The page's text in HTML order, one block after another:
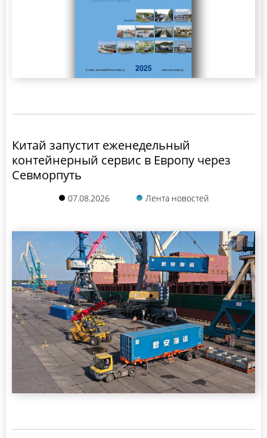
Китай запустит еженедельный
контейнерный сервис в Европу через
Севморпуть
07.08.2026 Лента новостей